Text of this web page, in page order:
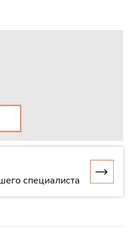
специалиста